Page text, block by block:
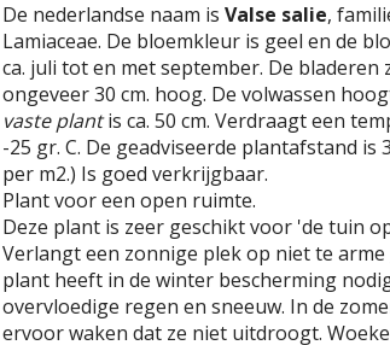
De nederlandse naam is Valse salie,
Lamiaceae. De bloemkleur is geel en de
ca. juli tot en met september. De bladeren
ongeveer 30 cm. hoog. De volwassen
vaste plantis ca. 50 cm. Verdraagt een
-25 gr. C. De geadviseerde plantafstand is
per m2.) Is goed verkrijgbaar.
Plant voor een open ruimte.
Deze plant is zeer geschikt voor 'de tuin
Verlangt een zonnige plek op niet te arme
plant heeft in de winter bescherming
overvloedige regen en sneeuw. In de
ervoor waken dat ze niet uitdroogt.